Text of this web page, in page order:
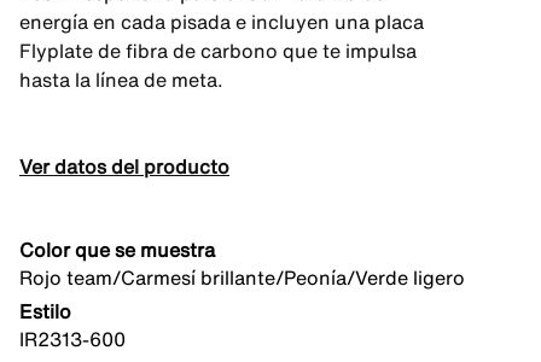
energía en cada pisada e incluyen una placa
Flyplate de fibra de carbono que te impulsa
hasta la línea de meta.
Ver datos del producto
Color que se muestra
Rojo team/Carmesí brillante/Peonía/Verde ligero
Estilo
IR2313-600